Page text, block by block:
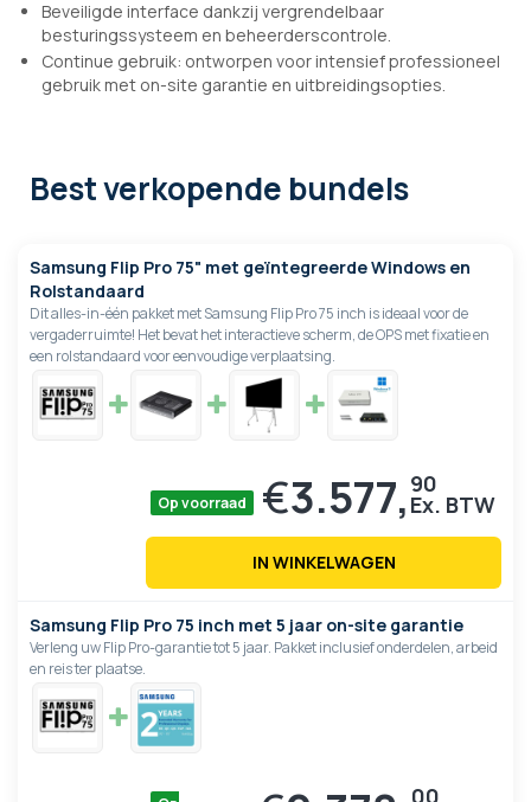
Beveiligde interface dankzij vergrendelbaar
besturingssysteem en beheerderscontrole.
Continue gebruik: ontworpen voor intensief professioneel
gebruik met on-site garantie en uitbreidingsopties.
Best verkopende bundels
Samsung Flip Pro 75" met geïntegreerde Windows en
Rolstandaard
Dit alles-in-één pakket met Samsung Flip Pro 75 inch is ideaal voor de
vergaderruimte! Het bevat het interactieve scherm, de OPS met fixatie en
een rolstandaard voor eenvoudige verplaatsing.
Op voorraad €3.577, 90
IN WINKELWAGEN
Samsung Flip Pro 75 inch met 5 jaar on-site garantie
Verleng uw Flip Pro-garantie tot 5 jaar. Pakket inclusief onderdelen, arbeid
en reis ter plaatse.
00